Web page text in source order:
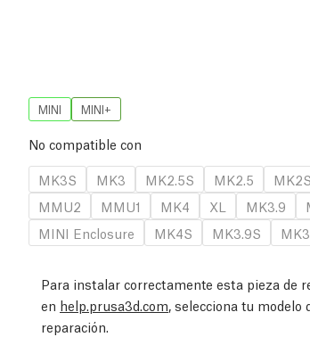
MINI MINI+
No compatible con
MK3S
MK3 MK2.5S MK2.5 MK2S
MMU2
MMU1 MK4 XL MK3.9
MINI Enclosure
MK4S MK3.9S
Para instalar correctamente esta pieza de
en help.prusa3d.com, selecciona tu
reparación.